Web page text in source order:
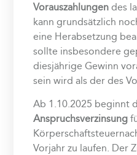
Vorauszahlungen des
kann grundsätzlich
eine Herabsetzung
sollte insbesondere
diesjährige Gewinn
sein wird als der des
Ab 1.10.2025 beginnt
Anspruchsverzinsung
Vorjahr zu laufen. Der